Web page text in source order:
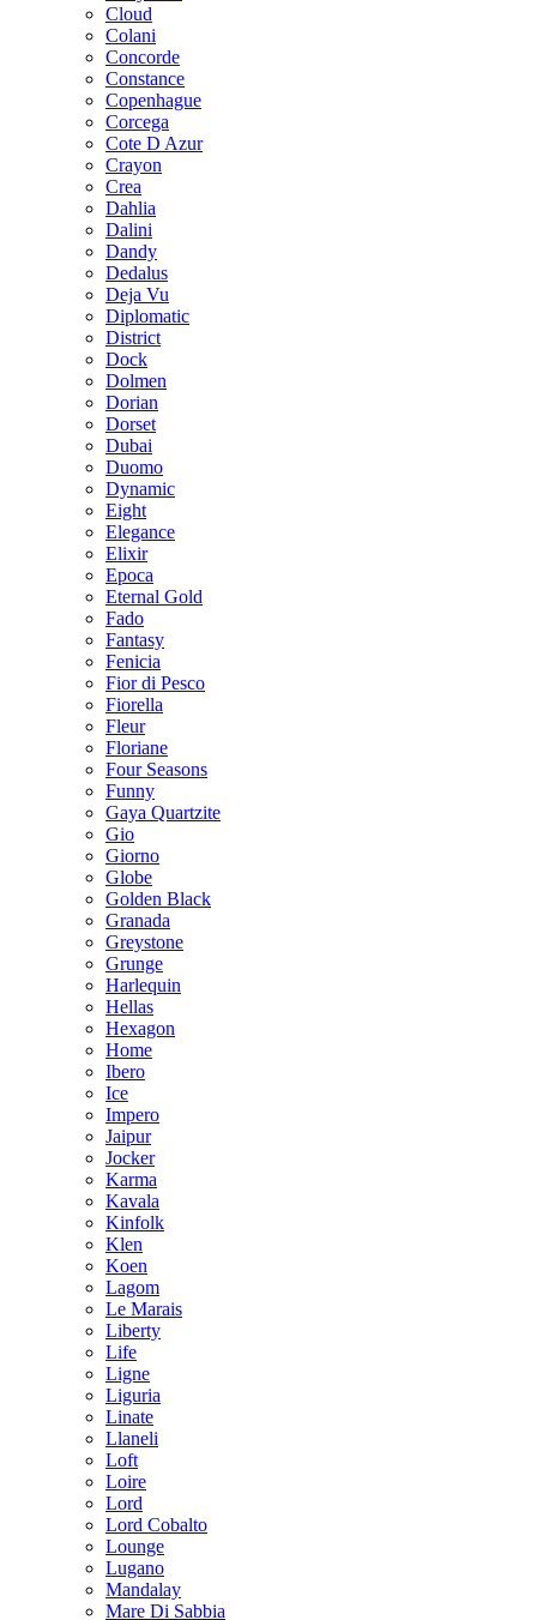
Cloud
Colani
Concorde
Constance
Copenhague
Corcega
Cote D Azur
Crayon
Crea
Dahlia
Dalini
Dandy
Dedalus
Deja Vu
Diplomatic
District
Dock
Dolmen
Dorian
Dorset
Dubai
Duomo
Dynamic
Eight
Elegance
Elixir
Epoca
Eternal Gold
Fado
Fantasy
Fenicia
Fior di Pesco
Fiorella
Fleur
Floriane
Four Seasons
Funny
Gaya Quartzite
Gio
Giorno
Globe
Golden Black
Granada
Greystone
Grunge
Harlequin
Hellas
Hexagon
Home
Ibero
Ice
Impero
Jaipur
Jocker
Karma
Kavala
Kinfolk
Klen
Koen
Lagom
Le Marais
Liberty
Life
Ligne
Liguria
Linate
Llaneli
Loft
Loire
Lord
Lord Cobalto
Lounge
Lugano
Mandalay
Mare Di Sabbia